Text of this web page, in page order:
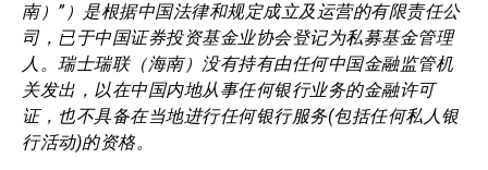
南）”）是根据中国法律和规定成立及运营的有限责任公
司，已于中国证券投资基金业协会登记为私募基金管理
人。瑞士瑞联（海南）没有持有由任何中国金融监管机
关发出，以在中国内地从事任何银行业务的金融许可
证，也不具备在当地进行任何银行服务(包括任何私人银
行活动)的资格。